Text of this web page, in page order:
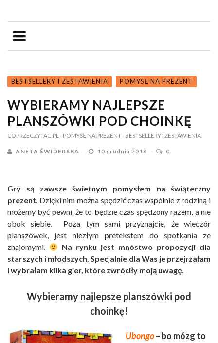
BESTSELLERY I ZESTAWIENIA POMYSŁ NA PREZENT
WYBIERAMY NAJLEPSZE
PLANSZÓWKI POD CHOINKĘ
COPRZECZYTAC.PL - POMYSŁ NA PREZENT- BESTSELLERY I ZESTAWIENIA
ANETA ŚWIDERSKA 10 grudnia 2018 0
Gry są zawsze świetnym pomysłem na świąteczny
prezent. Dzięki nim można spędzić czas wspólnie z rodziną i
możemy być pewni, że to będzie czas spędzony razem, a nie
obok siebie. Poza tym sami przyznajcie, że wieczór
planszówek, jest niezłym pretekstem do spotkania ze
znajomymi.
Na rynku jest mnóstwo propozycji dla
starszych i młodszych. Specjalnie dla Was je przejrzałam
i wybrałam kilka gier, które zwróciły moją uwagę.
Wybieramy najlepsze planszówki pod
choinkę!
Ubongo– bo mózg to